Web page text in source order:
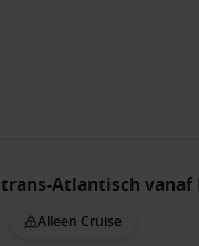
trans-Atlantisch vanaf
Alleen Cruise